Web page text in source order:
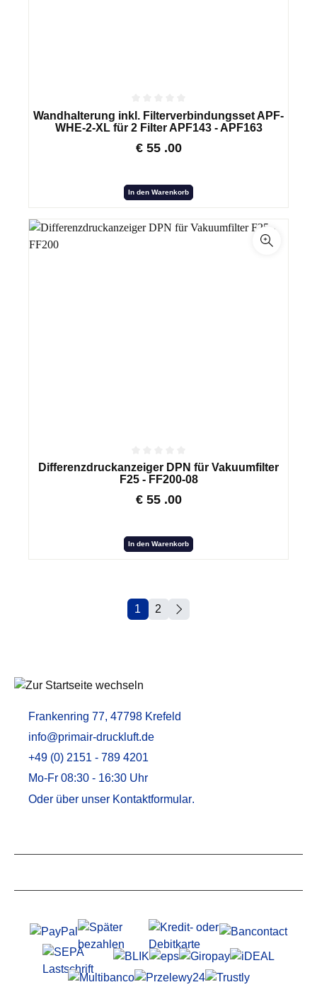
Wandhalterung inkl. Filterverbindungsset APF-
WHE-2-XL für 2 Filter APF143 - APF163
€ 55 .00
In den Warenkorb
Differenzdruckanzeiger DPN für Vakuumfilter
F25 - FF200-08
€ 55 .00
In den Warenkorb
1 2
Frankenring 77, 47798 Krefeld
info@primair-druckluft.de
+49 (0) 2151 - 789 4201
Mo-Fr 08:30 - 16:30 Uhr
Oder über unser Kontaktformular.